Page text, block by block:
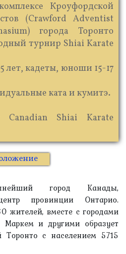
Кроуфордской
(Crawford Adventist
города Торонто
турнир Shiai Karate
лет, кадеты, юноши 15-17
ката и кумитэ.
Canadian Shiai Karate
город Канады,
провинции Онтарио.
вместе с городами
Маркем и другими образует
с населением 5715